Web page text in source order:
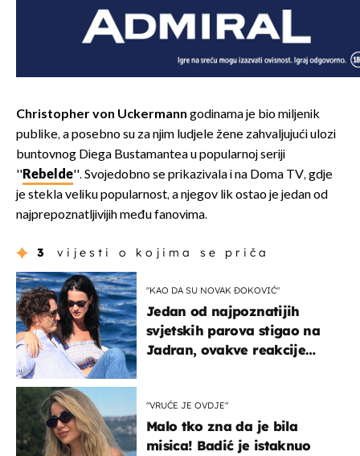
Christopher von Uckermann godinama je bio miljenik
publike, a posebno su za njim ludjele žene zahvaljujući ulozi
buntovnog Diega Bustamantea u popularnoj seriji
''Rebelde''. Svojedobno se prikazivala i na Doma TV, gdje
je stekla veliku popularnost, a njegov lik ostao je jedan od
najprepoznatljivijih među fanovima.
3 vijesti o kojima se priča
"KAO DA SU NOVAK ĐOKOVIĆ"
Jedan od najpoznatijih
svjetskih parova stigao na
Jadran, ovakve reakcije
"VRUĆE JE OVDJE"
Malo tko zna da je bila
misica! Badić je istaknuo